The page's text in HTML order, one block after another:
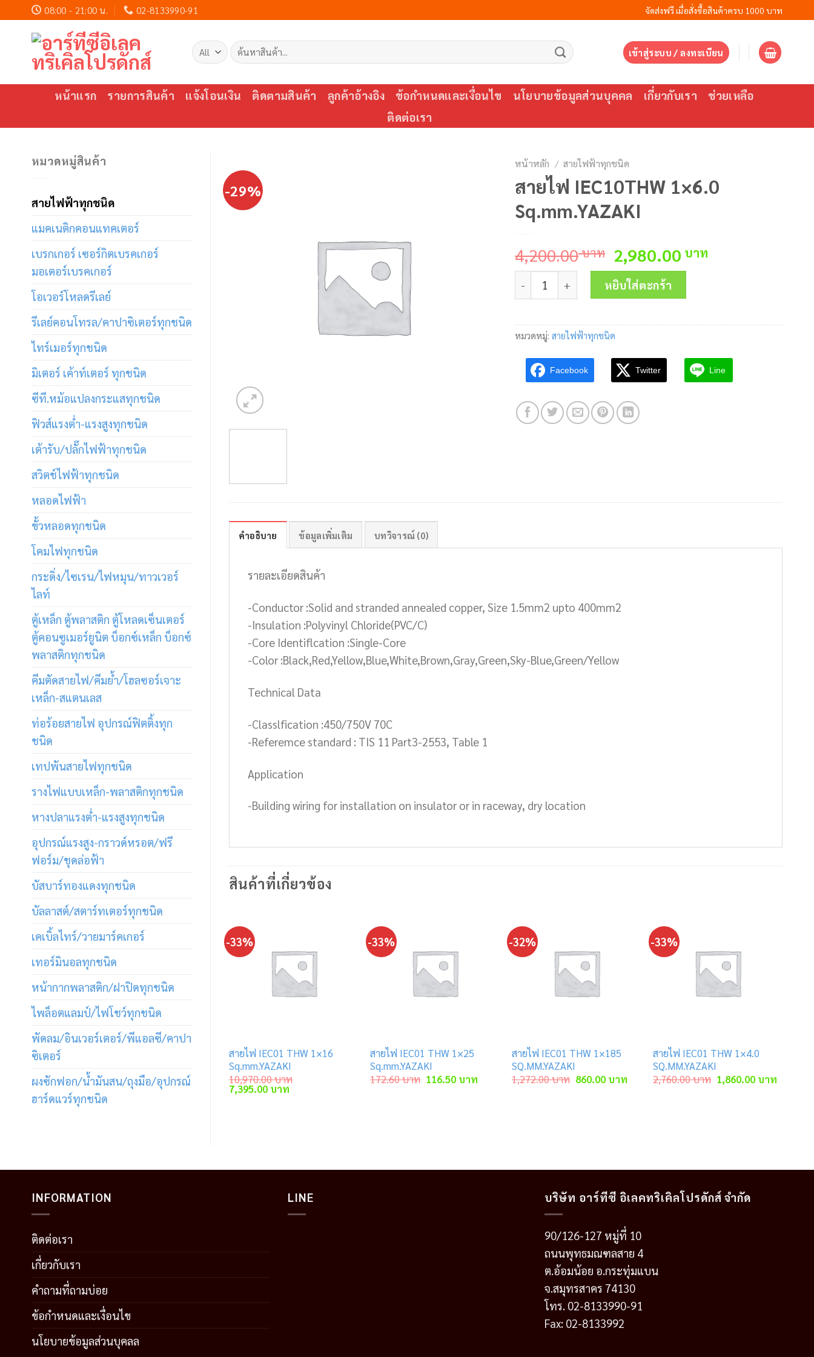
content
08:00 - 21:00 น. 02-8133990-91 จัดส่งฟรี เมื่อสั่งซื้อสินค้าครบ 1000 บาท
ค้นหา: เข้าสู่ระบบ / ลงทะเบียน
หน้าแรก รายการสินค้า แจ้งโอนเงิน ติดตามสินค้า ลูกค้าอ้างอิง ข้อกำหนดและเงื่อนไข นโยบายข้อมูลส่วนบุคคล เกี่ยวกับเรา
ช่วยเหลือ
ติดต่อเรา
หมวดหมู่สินค้า
สายไฟฟ้าทุกชนิด
แมคเนติกคอนแทคเตอร์
เบรกเกอร์ เซอร์กิตเบรคเกอร์
มอเตอร์เบรคเกอร์
โอเวอร์โหลดรีเลย์
รีเลย์คอนโทรล/คาปาซิเตอร์ทุกชนิด
ไทร์เมอร์ทุกชนิด
มิเตอร์ เค้าท์เตอร์ ทุกชนิด
ซีที.หม้อแปลงกระแสทุกชนิด
ฟิวส์แรงต่ำ-แรงสูงทุกชนิด
เต้ารับ/ปลั๊กไฟฟ้าทุกชนิด
สวิตช์ไฟฟ้าทุกชนิด
หลอดไฟฟ้า
ขั้วหลอดทุกชนิด
โคมไฟทุกชนิด
กระดิ่ง/ไซเรน/ไฟหมุน/ทาวเวอร์
ไลท์
ตู้เหล็ก ตู้พลาสติก ตู้โหลดเซ็นเตอร์
ตู้คอนซูเมอร์ยูนิต บ็อกซ์เหล็ก บ็อกซ์
พลาสติกทุกชนิด
คีมตัดสายไฟ/คีมย้ำ/โฮลซอร์เจาะ
เหล็ก-สแตนเลส
ท่อร้อยสายไฟ อุปกรณ์ฟิตติ้งทุก
ชนิด
เทปพันสายไฟทุกชนิด
รางไฟแบบเหล็ก-พลาสติกทุกชนิด
หางปลาแรงต่ำ-แรงสูงทุกชนิด
อุปกรณ์แรงสูง-กราวด์หรอต/ฟรี
ฟอร์ม/ชุดล่อฟ้า
บัสบาร์ทองแดงทุกชนิด
บัลลาสต์/สตาร์ทเตอร์ทุกชนิด
เคเบิ้ลไทร์/วายมาร์คเกอร์
เทอร์มินอลทุกชนิด
หน้ากากพลาสติก/ฝาปิดทุกชนิด
ไพล็อตแลมป์/ไฟโชว์ทุกชนิด
พัดลม/อินเวอร์เตอร์/พีแอลซี/คาปา
ซิเตอร์
ผงซักฟอก/น้ำมันสน/ถุงมือ/อุปกรณ์
ฮาร์ดแวร์ทุกชนิด
-29%
หน้าหลัก / สายไฟฟ้าทุกชนิด
สายไฟ IEC10THW 1×6.0
Sq.mm.YAZAKI
4,200.00บาท Original
price
was:
4,200.00 บาท.
2,980.00 บาท
จำนวน สายไฟ IEC10THW 1x6.0 Sq.mm.YAZAKI ชิ้น
หยิบใส่ตะกร้า
หมวดหมู่: สายไฟฟ้าทุกชนิด
Facebook Twitter Line
คำอธิบาย ข้อมูลเพิ่มเติม บทวิจารณ์ (0)
รายละเอียดสินค้า
-Conductor :Solid and stranded annealed copper, Size 1.5mm2 upto 400mm2
-Insulation :Polyvinyl Chloride(PVC/C)
-Core Identiflcation :Single-Core
-Color :Black,Red,Yellow,Blue,White,Brown,Gray,Green,Sky-Blue,Green/Yellow
Technical Data
-Classlfication :450/750V 70C
-Referemce standard : TIS 11 Part3-2553, Table 1
Application
-Building wiring for installation on insulator or in raceway, dry location
สินค้าที่เกี่ยวข้อง
-33%
สายไฟ IEC01 THW 1×16
Sq.mm.YAZAKI
10,970.00บาท
Original
price
7,395.00บาทCurrent
-33%
สายไฟ IEC01 THW 1×25
Sq.mm.YAZAKI
172.60บาท Original
116.50 บาท
-32%
สายไฟ IEC01 THW 1×185
SQ.MM.YAZAKI
1,272.00บาท Original
860.00บาทCurrent
-33%
สายไฟ IEC01 THW 1×4.0
SQ.MM.YAZAKI
2,760.00บาท Original
price
1,860.00 บาท
INFORMATION
ติดต่อเรา
เกี่ยวกับเรา
คำถามที่ถามบ่อย
ข้อกำหนดและเงื่อนไข
นโยบายข้อมูลส่วนบุคลล
LINE บริษัท อาร์ทีซี อิเลคทริเคิลโปรดักส์ จำกัด
90/126-127 หมู่ที่ 10
ถนนพุทธมณฑลสาย 4
ต.อ้อมน้อย อ.กระทุ่มแบน
จ.สมุทรสาคร 74130
โทร. 02-8133990-91
Fax: 02-8133992